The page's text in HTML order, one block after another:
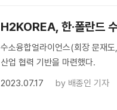
H2KOREA, 한·폴란드
수소융합얼라이언스(회장 문재
산업 협력 기반을 마련했다.
2023.07.17
by 배종인 기자